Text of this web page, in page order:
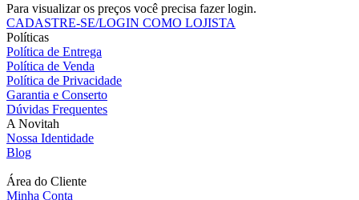
Para visualizar os preços você precisa fazer login.
CADASTRE-SE/LOGIN COMO LOJISTA
Políticas
Política de Entrega
Política de Venda
Política de Privacidade
Garantia e Conserto
Dúvidas Frequentes
A Novitah
Nossa Identidade
Blog
Área do Cliente
Minha Conta